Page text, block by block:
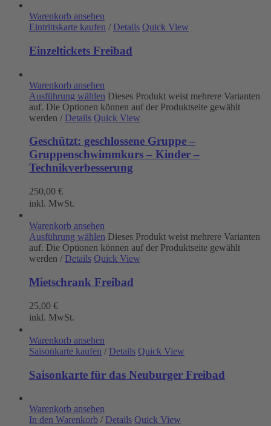
Warenkorb ansehen
Eintrittskarte kaufen / Details Quick View
Einzeltickets Freibad
Warenkorb ansehen
Ausführung wählen Dieses Produkt weist mehrere Varianten
auf. Die Optionen können auf der Produktseite gewählt
werden / Details Quick View
Geschützt: geschlossene Gruppe –
Gruppenschwimmkurs – Kinder –
Technikverbesserung
250,00 €
inkl. MwSt.
Warenkorb ansehen
Ausführung wählen Dieses Produkt weist mehrere Varianten
auf. Die Optionen können auf der Produktseite gewählt
werden / Details Quick View
Mietschrank Freibad
25,00 €
inkl. MwSt.
Warenkorb ansehen
Saisonkarte kaufen / Details Quick View
Saisonkarte für das Neuburger Freibad
Warenkorb ansehen
In den Warenkorb / Details Quick View